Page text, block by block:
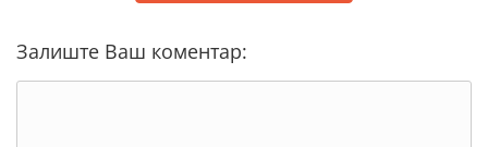
Залиште Ваш коментар: